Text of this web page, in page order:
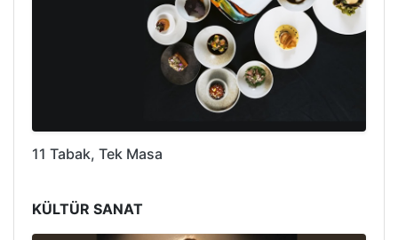
11 Tabak, Tek Masa
KÜLTÜR SANAT